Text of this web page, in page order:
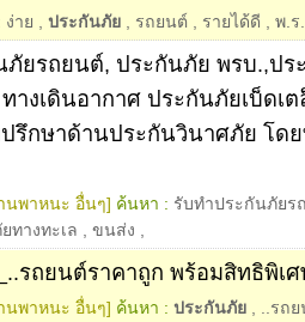
ง่าย ประกันภัย รถยนต์ รายได้ดี พ.ร
ภัยรถยนต์, ประกันภัย พรบ.,ปร
างเดินอากาศ ประกันภัยเบ็ดเ
ปรึกษาด้านประกันวินาศภัย โด
นพาหนะ อื่นๆ] ค้นหา : รับทำประกันภัยร
ทางทะเล ขนส่ง
รถยนต์ราคาถูก พร้อมสิทธิพิเ
นพาหนะ อื่นๆ] ค้นหา : ประกันภัย
..รถ